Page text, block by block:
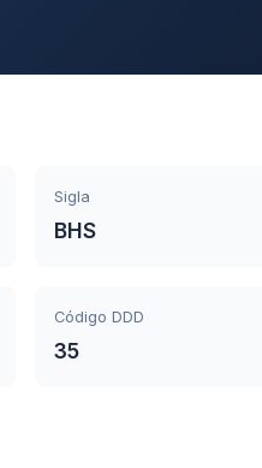
Sigla
BHS
Código DDD
35